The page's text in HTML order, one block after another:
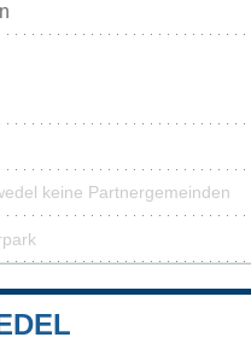
keine Partnergemeinden